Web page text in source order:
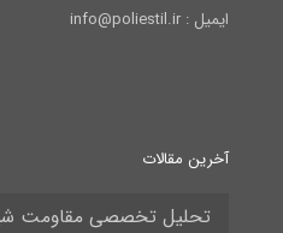
ایمیل : info@poliestil.ir
آخرین مقالات
تحلیل تخصصی مقاومت شیر